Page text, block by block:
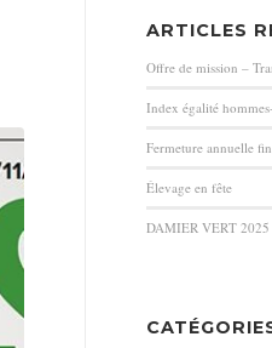
ARTICLES
Offre de mission –
Index égalité
Fermeture annuelle
Élevage en fête
DAMIER VERT 2025